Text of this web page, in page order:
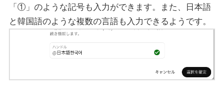
「①」のような記号も入力ができます。また、日本語
と韓国語のような複数の言語も入力できるようです。